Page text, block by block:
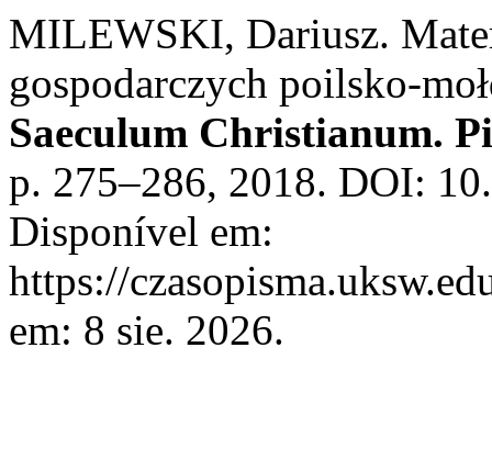
MILEWSKI, Dariusz.
gospodarczych poilsko-
Saeculum Christianum.
p. 275–286, 2018. DOI:
Disponível em:
https://
em: 8 sie. 2026.